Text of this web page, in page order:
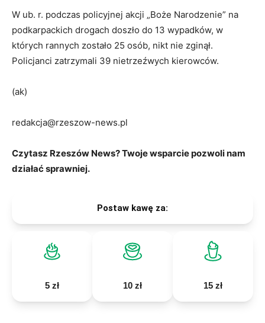
W ub. r. podczas policyjnej akcji „Boże Narodzenie” na
podkarpackich drogach doszło do 13 wypadków, w
których rannych zostało 25 osób, nikt nie zginął.
Policjanci zatrzymali 39 nietrzeźwych kierowców.
(ak)
redakcja@rzeszow-news.pl
Czytasz Rzeszów News? Twoje wsparcie pozwoli nam
działać sprawniej.
Postaw kawę za:
5 zł 10 zł 15 zł